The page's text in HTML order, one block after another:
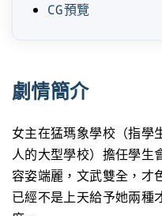
CG預覽
劇情簡介
女主在猛瑪象學校（指學
人的大型學校）擔任學生
容姿端麗，文武雙全，才
已經不是上天給予她兩種